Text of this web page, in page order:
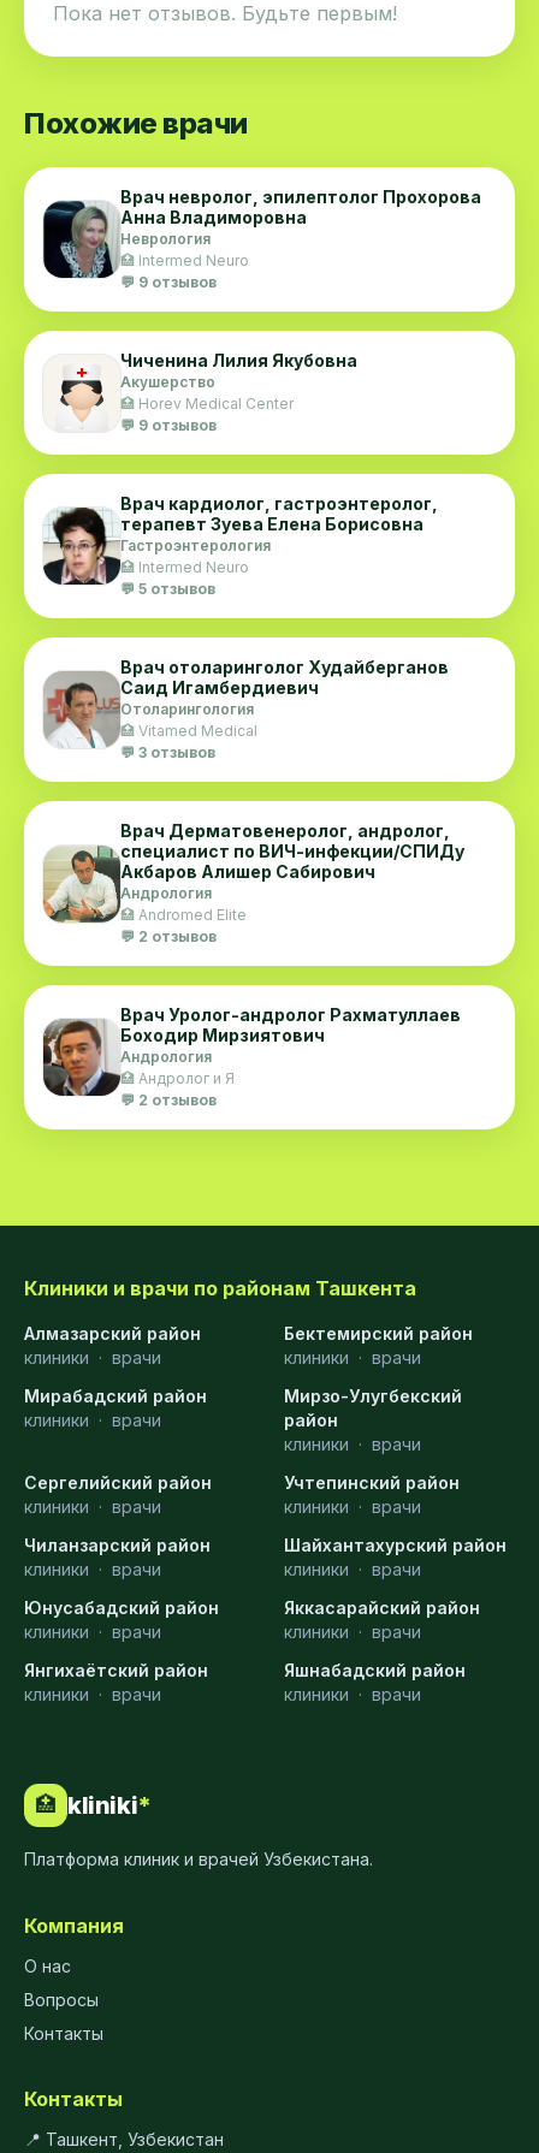
Пока нет отзывов. Будьте первым!
Похожие врачи
Врач невролог, эпилептолог Прохорова
Анна Владиморовна
Неврология
🏥 Intermed Neuro
💬 9 отзывов
Чиченина Лилия Якубовна
Акушерство
🏥 Horev Medical Center
💬 9 отзывов
Врач кардиолог, гастроэнтеролог,
терапевт Зуева Елена Борисовна
Гастроэнтерология
🏥 Intermed Neuro
💬 5 отзывов
Врач отоларинголог Худайберганов
Саид Игамбердиевич
Отоларингология
🏥 Vitamed Medical
💬 3 отзывов
Врач Дерматовенеролог, андролог,
специалист по ВИЧ-инфекции/СПИДу
Акбаров Алишер Сабирович
Андрология
🏥 Andromed Elite
💬 2 отзывов
Врач Уролог-андролог Рахматуллаев
Боходир Мирзиятович
Андрология
🏥 Андролог и Я
💬 2 отзывов
Клиники и врачи по районам Ташкента
Алмазарский район
клиники · врачи
Бектемирский район
клиники · врачи
Мирабадский район
клиники · врачи
Мирзо-Улугбекский
район
клиники · врачи
Сергелийский район
клиники · врачи
Учтепинский район
клиники · врачи
Чиланзарский район
клиники · врачи
Шайхантахурский район
клиники · врачи
Юнусабадский район
клиники · врачи
Яккасарайский район
клиники · врачи
Янгихаётский район
клиники · врачи
Яшнабадский район
клиники · врачи
🏥 kliniki*
Платформа клиник и врачей Узбекистана.
Компания
О нас
Вопросы
Контакты
Контакты
📍 Ташкент, Узбекистан